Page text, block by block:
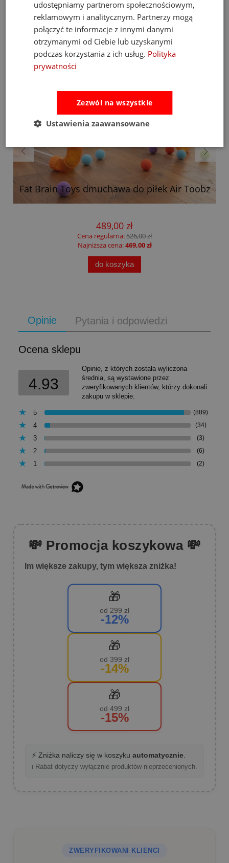
Bestsellery
Fat Brain Toys dmuchawa do piłek Air Toobz
489,00 zł
Cena regularna:526,00 zł
Najniższa cena:469,00 zł
do koszyka
Opinie Pytania i odpowiedzi
Ocena sklepu
4.93
Opinie, z których została wyliczona
średnia, są wystawione przez
zweryfikowanych klientów, którzy dokonali
zakupu w sklepie.
5 (889)
4 (34)
3 (3)
2 (6)
1 (2)
💸 Promocja koszykowa 💸
Im większe zakupy, tym większa zniżka!
🎁
od 299 zł
-12%
🎁
od 399 zł
-14%
🎁
od 499 zł
-15%
⚡ Zniżka naliczy się w koszyku automatycznie.
ℹ️ Rabat dotyczy wyłącznie produktów nieprzecenionych.
ZWERYFIKOWANI KLIENCI
udostępniamy partnerom społecznościowym,
reklamowym i analitycznym. Partnerzy mogą
połączyć te informacje z innymi danymi
otrzymanymi od Ciebie lub uzyskanymi
podczas korzystania z ich usług. Polityka
prywatności
Zezwól na wszystkie
Ustawienia zaawansowane